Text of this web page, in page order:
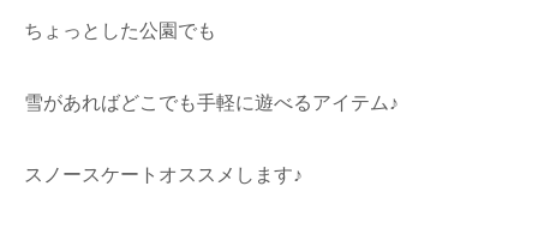
ちょっとした公園でも
雪があればどこでも手軽に遊べるアイテム♪
スノースケートオススメします♪